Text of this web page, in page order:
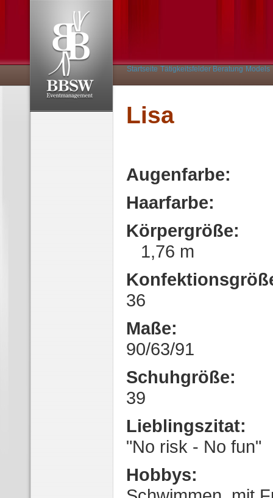
Startseite Tätigkeitsfelder Beratung Models
Lisa
Augenfarbe:
Haarfarbe:
Körpergröße:
1,76 m
36
Maße:
90/63/91
Schuhgröße:
39
Lieblingszitat:
"No risk - No fun"
Hobbys: